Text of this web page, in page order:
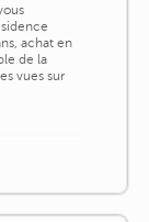
achat en
de la
vues sur